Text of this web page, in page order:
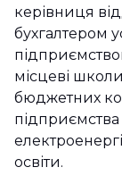
керівниця
бухгалтером
місцеві
бюджетних
освіти.